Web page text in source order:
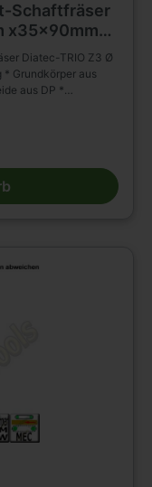
Schaftfräser
x35x90mm
Diatec-TRIO Z3 Ø
Grundkörper aus
aus DP *
Formatieren,
abrasiven
Thermoplaste/HPL:
Mineralwerkstoffe: n